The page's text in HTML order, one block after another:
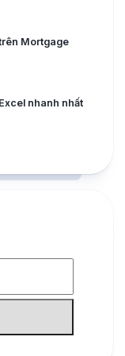
Mortgage
nhanh nhất